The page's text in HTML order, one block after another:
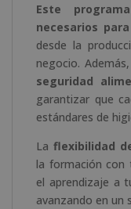
Este
necesarios para
desde la
negocio. Además,
seguridad
garantizar que
estándares de
Laflexibilidad
la formación con
el aprendizaje a
avanzando en un